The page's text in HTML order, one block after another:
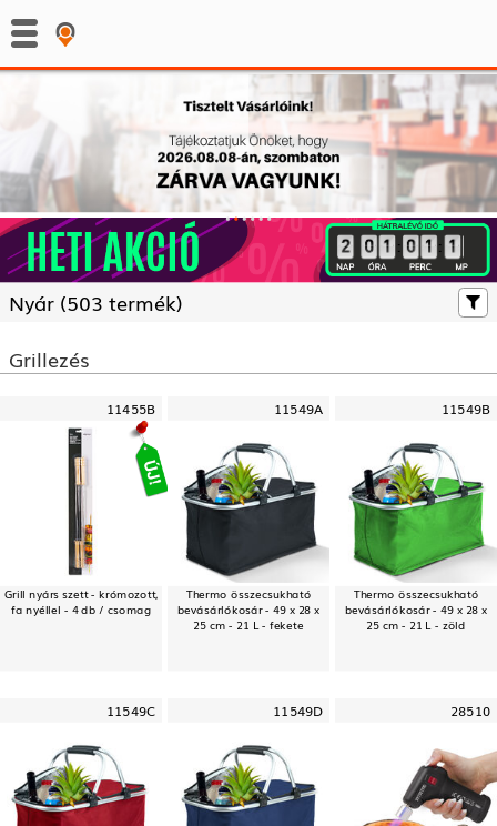
: :
Nyár (503 termék)
Grillezés
11455B
Grill nyárs szett - krómozott,
fa nyéllel - 4 db / csomag
11549A
Thermo összecsukható
bevásárlókosár - 49 x 28 x
25 cm - 21 L - fekete
11549B
Thermo összecsukható
bevásárlókosár - 49 x 28 x
25 cm - 21 L - zöld
11549C 11549D 28510